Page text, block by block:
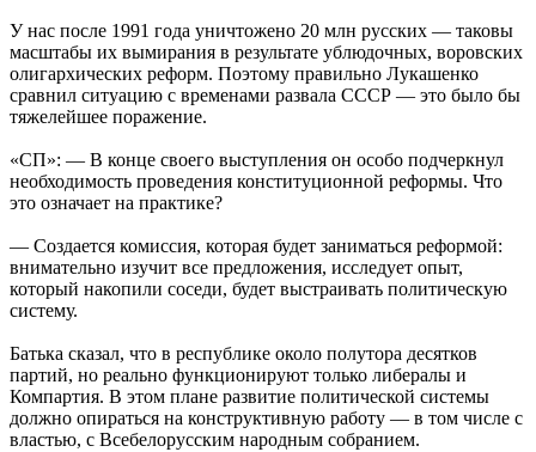
У нас после 1991 года уничтожено 20 млн русских — таковы
масштабы их вымирания в результате ублюдочных, воровских
олигархических реформ. Поэтому правильно Лукашенко
сравнил ситуацию с временами развала СССР — это было бы
тяжелейшее поражение.
«СП»: — В конце своего выступления он особо подчеркнул
необходимость проведения конституционной реформы. Что
это означает на практике?
— Создается комиссия, которая будет заниматься реформой:
внимательно изучит все предложения, исследует опыт,
который накопили соседи, будет выстраивать политическую
систему.
Батька сказал, что в республике около полутора десятков
партий, но реально функционируют только либералы и
Компартия. В этом плане развитие политической системы
должно опираться на конструктивную работу — в том числе с
властью, с Всебелорусским народным собранием.